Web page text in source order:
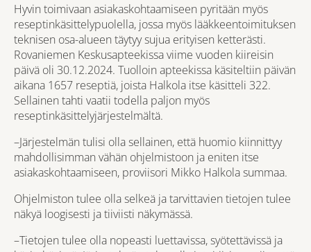
Hyvin toimivaan asiakaskohtaamiseen pyritään myös
reseptinkäsittelypuolella, jossa myös lääkkeentoimituksen
teknisen osa-alueen täytyy sujua erityisen ketterästi.
Rovaniemen Keskusapteekissa viime vuoden kiireisin
päivä oli 30.12.2024. Tuolloin apteekissa käsiteltiin päivän
aikana 1657 reseptiä, joista Halkola itse käsitteli 322.
Sellainen tahti vaatii todella paljon myös
reseptinkäsittelyjärjestelmältä.
–Järjestelmän tulisi olla sellainen, että huomio kiinnittyy
mahdollisimman vähän ohjelmistoon ja eniten itse
asiakaskohtaamiseen, proviisori Mikko Halkola summaa.
Ohjelmiston tulee olla selkeä ja tarvittavien tietojen tulee
näkyä loogisesti ja tiiviisti näkymässä.
–Tietojen tulee olla nopeasti luettavissa, syötettävissä ja